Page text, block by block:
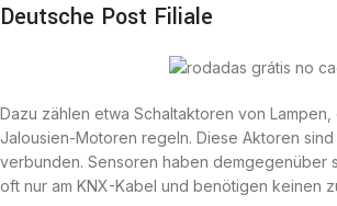
Deutsche Post Filiale
Dazu zählen etwa Schaltaktoren von
Jalousien-Motoren regeln. Diese Aktoren
verbunden. Sensoren haben demgegenüber
oft nur am KNX-Kabel und benötigen keinen